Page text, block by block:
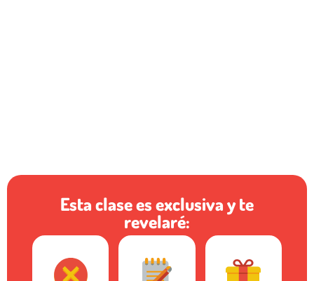
Esta clase es exclusiva y te
revelaré: